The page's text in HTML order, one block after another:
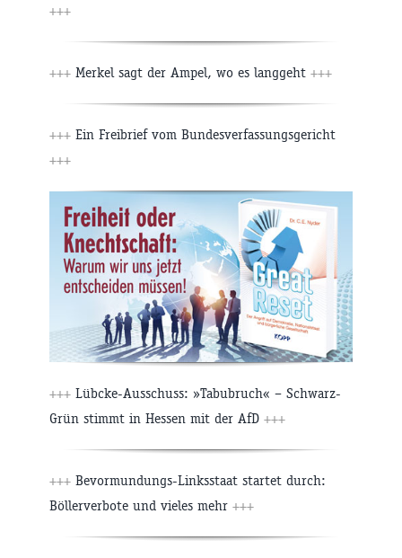
+++
+++ Merkel sagt der Ampel, wo es langgeht +++
+++ Ein Freibrief vom Bundesverfassungsgericht
+++
+++ Lübcke-Ausschuss: »Tabubruch« – Schwarz-
Grün stimmt in Hessen mit der AfD +++
+++ Bevormundungs-Linksstaat startet durch:
Böllerverbote und vieles mehr +++